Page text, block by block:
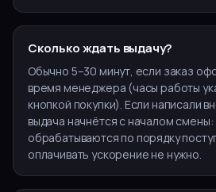
Сколько ждать выдачу?
Обычно 5–30 минут, если заказ
время менеджера (часы работы
кнопкой покупки). Если написали
выдача начнётся с началом смены:
обрабатываются по порядку
оплачивать ускорение не нужно.